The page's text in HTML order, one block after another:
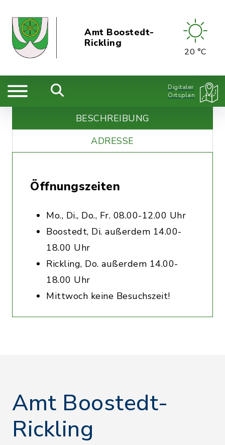
Amt Boostedt-
Rickling
20 °C
Digitaler
Ortsplan
BESCHREIBUNG
ADRESSE
Öffnungszeiten
Mo., Di., Do., Fr. 08.00-12.00 Uhr
Boostedt, Di. außerdem 14.00-
18.00 Uhr
Rickling, Do. außerdem 14.00-
18.00 Uhr
Mittwoch keine Besuchszeit!
Amt Boostedt-
Rickling